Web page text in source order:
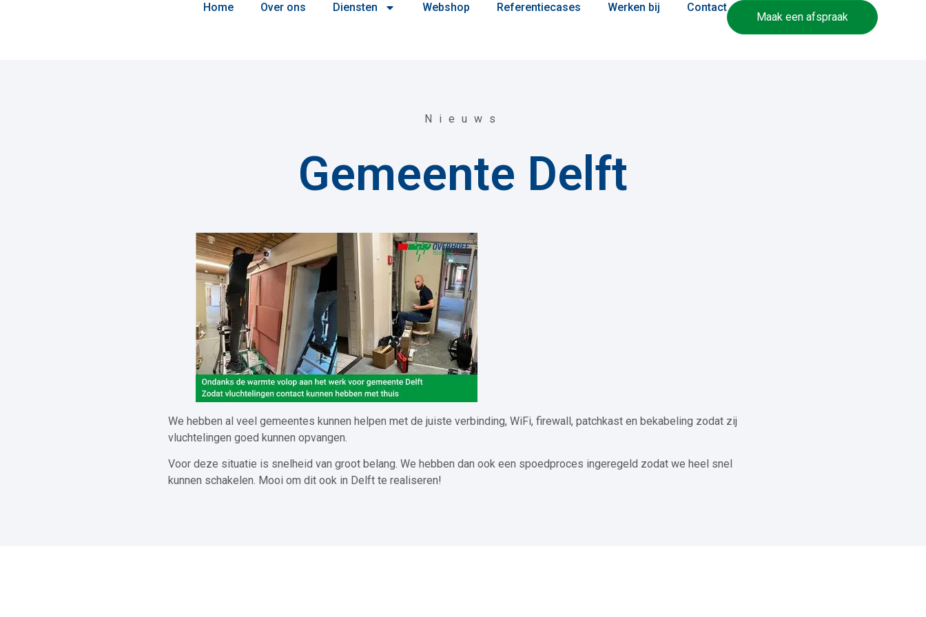
Home Over ons Diensten Webshop Referentiecases Werken bij Contact
Maak een afspraak
Nieuws
Gemeente Delft
We hebben al veel gemeentes kunnen helpen met de juiste verbinding, WiFi, firewall, patchkast en bekabeling zodat zij
vluchtelingen goed kunnen opvangen.
Voor deze situatie is snelheid van groot belang. We hebben dan ook een spoedproces ingeregeld zodat we heel snel
kunnen schakelen. Mooi om dit ook in Delft te realiseren!